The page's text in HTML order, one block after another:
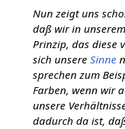
Nun zeigt uns
daß wir in
Prinzip, das diese
sich unsere Sinne
sprechen zum
Farben, wenn wir
unsere
dadurch da ist,